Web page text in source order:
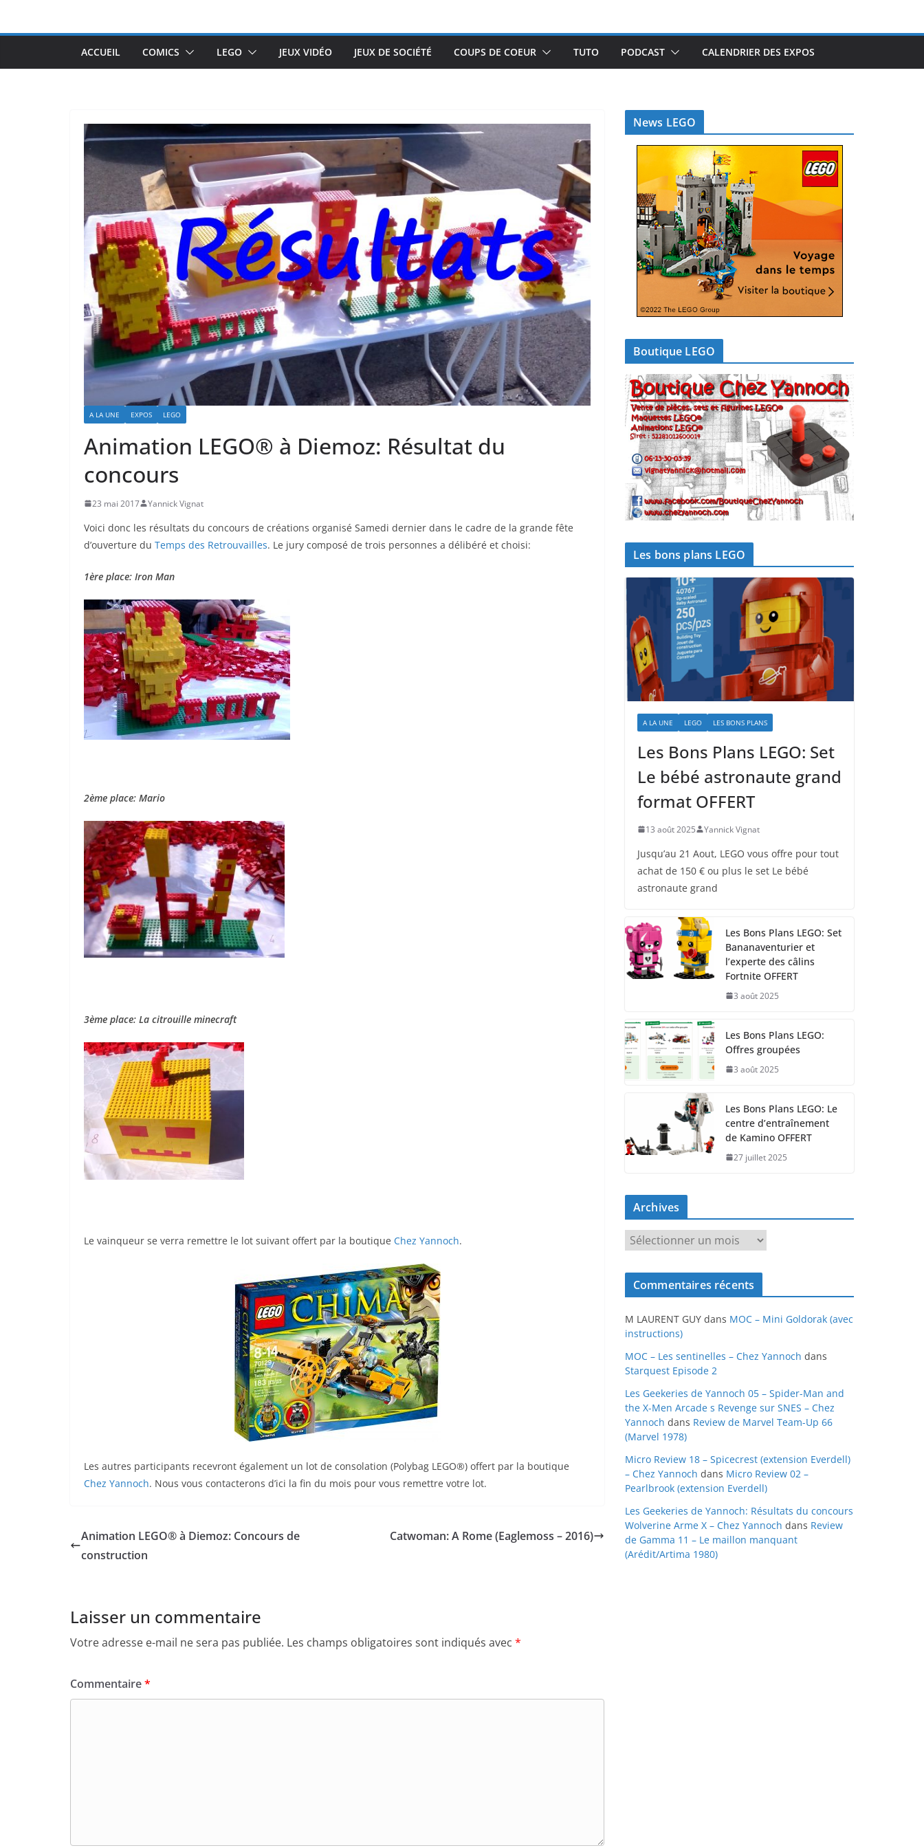
ACCUEIL COMICS LEGO JEUX VIDÉO JEUX DE SOCIÉTÉ COUPS DE COEUR TUTO PODCAST CALENDRIER DES EXPOS
A LA UNE EXPOS LEGO
Animation LEGO® à Diemoz: Résultat du
concours
23 mai 2017 Yannick Vignat
Voici donc les résultats du concours de créations organisé Samedi dernier dans le cadre de la grande fête
d’ouverture du Temps des Retrouvailles. Le jury composé de trois personnes a délibéré et choisi:
1ère place: Iron Man
2ème place: Mario
3ème place: La citrouille minecraft
Le vainqueur se verra remettre le lot suivant offert par la boutique Chez Yannoch.
Les autres participants recevront également un lot de consolation (Polybag LEGO®) offert par la boutique
Chez Yannoch. Nous vous contacterons d’ici la fin du mois pour vous remettre votre lot.
Animation LEGO® à Diemoz: Concours de
construction
Catwoman: A Rome (Eaglemoss – 2016)
Laisser un commentaire
Votre adresse e-mail ne sera pas publiée. Les champs obligatoires sont indiqués avec *
Commentaire*
News LEGO
Boutique LEGO
Les bons plans LEGO
A LA UNE LEGO LES BONS PLANS
Les Bons Plans LEGO: Set
Le bébé astronaute grand
format OFFERT
13 août 2025 Yannick Vignat
Jusqu’au 21 Aout, LEGO vous offre pour tout
achat de 150 € ou plus le set Le bébé
astronaute grand
Les Bons Plans LEGO: Set
Bananaventurier et
l’experte des câlins
Fortnite OFFERT
3 août 2025
Les Bons Plans LEGO:
Offres groupées
3 août 2025
Les Bons Plans LEGO: Le
centre d’entraînement
de Kamino OFFERT
27 juillet 2025
Archives
r
c
v
e
s
Commentaires récents
M LAURENT GUY dans MOC – Mini Goldorak (avec
instructions)
MOC – Les sentinelles – Chez Yannoch dans
Starquest Episode 2
Les Geekeries de Yannoch 05 – Spider-Man and
the X-Men Arcade s Revenge sur SNES – Chez
Yannoch dans Review de Marvel Team-Up 66
(Marvel 1978)
Micro Review 18 – Spicecrest (extension Everdell)
– Chez Yannoch dans Micro Review 02 –
Pearlbrook (extension Everdell)
Les Geekeries de Yannoch: Résultats du concours
Wolverine Arme X – Chez Yannoch dans Review
de Gamma 11 – Le maillon manquant
(Arédit/Artima 1980)